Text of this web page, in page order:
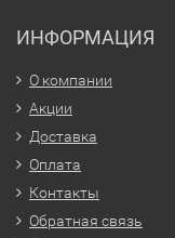
ИНФОРМАЦИЯ
О компании
Акции
Доставка
Оплата
Контакты
Обратная связь